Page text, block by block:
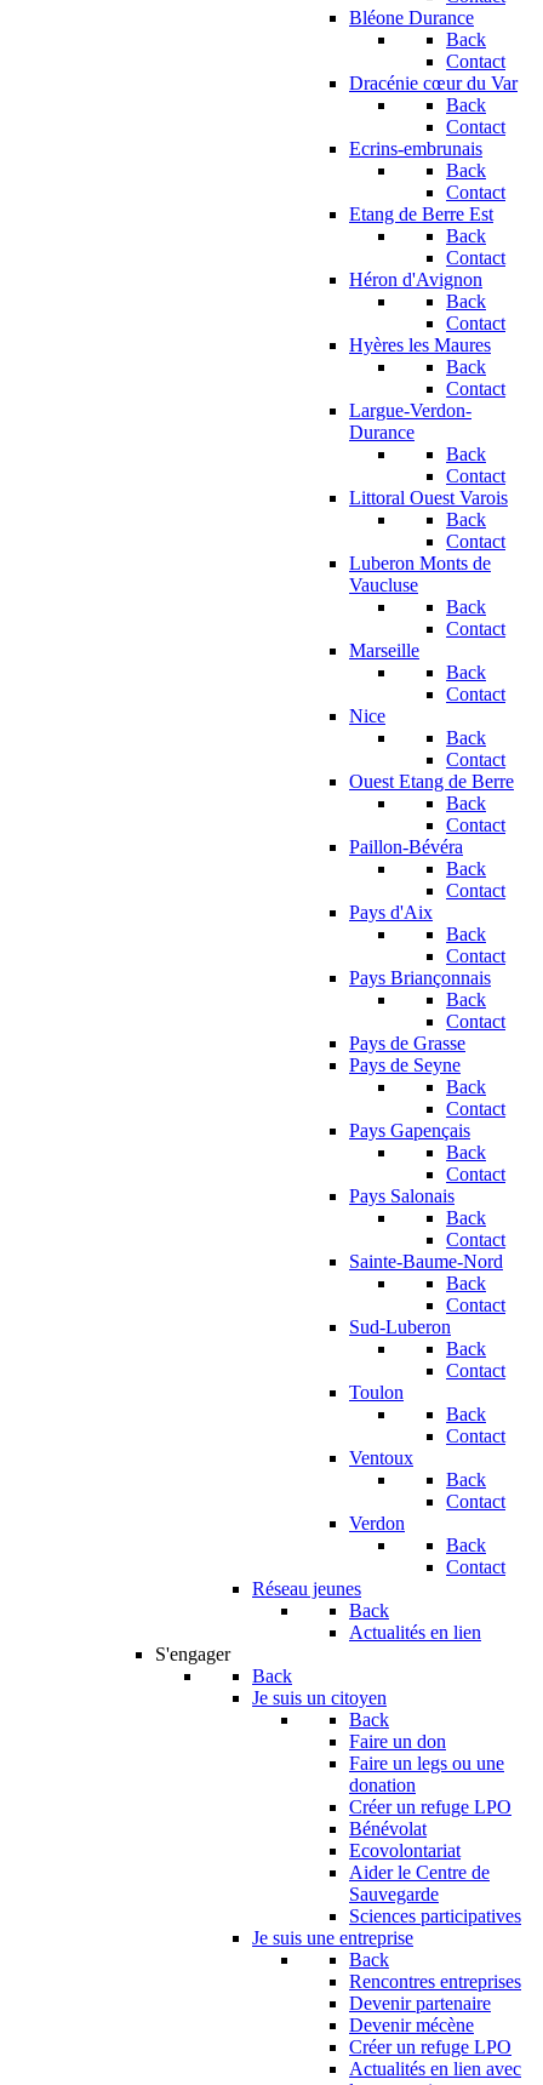
Bléone Durance
Back
Contact
Dracénie cœur du Var
Back
Contact
Ecrins-embrunais
Back
Contact
Etang de Berre Est
Back
Contact
Héron d'Avignon
Back
Contact
Hyères les Maures
Back
Contact
Largue-Verdon-
Durance
Back
Contact
Littoral Ouest Varois
Back
Contact
Luberon Monts de
Vaucluse
Back
Contact
Marseille
Back
Contact
Nice
Back
Contact
Ouest Etang de Berre
Back
Contact
Paillon-Bévéra
Back
Contact
Pays d'Aix
Back
Contact
Pays Briançonnais
Back
Contact
Pays de Grasse
Pays de Seyne
Back
Contact
Pays Gapençais
Back
Contact
Pays Salonais
Back
Contact
Sainte-Baume-Nord
Back
Contact
Sud-Luberon
Back
Contact
Toulon
Back
Contact
Ventoux
Back
Contact
Verdon
Back
Contact
Réseau jeunes
Back
Actualités en lien
S'engager
Back
Je suis un citoyen
Back
Faire un don
Faire un legs ou une
donation
Créer un refuge LPO
Bénévolat
Ecovolontariat
Aider le Centre de
Sauvegarde
Sciences participatives
Je suis une entreprise
Back
Rencontres entreprises
Devenir partenaire
Devenir mécène
Créer un refuge LPO
Actualités en lien avec